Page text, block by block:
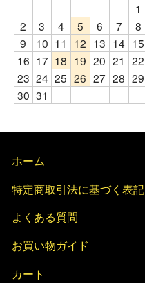
1
2
3 4 5 6 7
8
9
10 11 12 13 14 15
16 17 18 19 20 21 22
23 24 25 26 27 28 29
30 31
ホーム
特定商取引法に基づく表記
よくある質問
お買い物ガイド
カート